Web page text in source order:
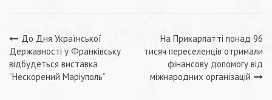
Навігація
записів
До Дня Української
Державності у Франківську
відбудеться виставка
“Нескорений Маріуполь”
На Прикарпатті понад 96
тисяч переселенців отримали
фінансову допомогу від
міжнародних організацій